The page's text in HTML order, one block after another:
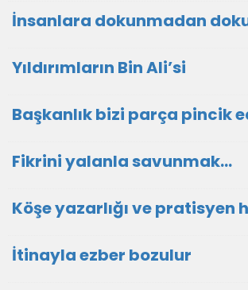
İnsanlara dokunmadan
Yıldırımların Bin Ali’si
Başkanlık bizi parça pincik
Fikrini yalanla savunmak…
Köşe yazarlığı ve pratisyen
İtinayla ezber bozulur